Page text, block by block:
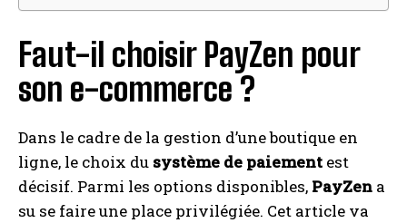
Faut-il choisir PayZen pour
son e-commerce ?
Dans le cadre de la gestion d’une boutique en
ligne, le choix du système de paiement est
décisif. Parmi les options disponibles, PayZen a
su se faire une place privilégiée. Cet article va